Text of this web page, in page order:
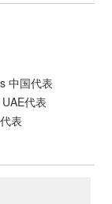
中国代表
代表
表